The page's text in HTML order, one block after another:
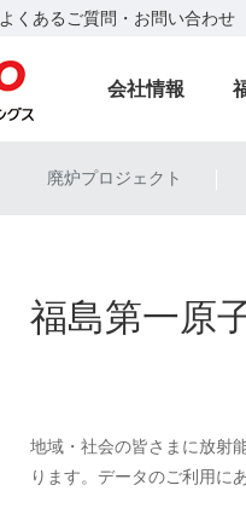
よくあるご質問・お問い合わせ
会社情報
廃炉プロジェクト
福島第一原
地域・社会の皆さまに放射
ります。データのご利用に